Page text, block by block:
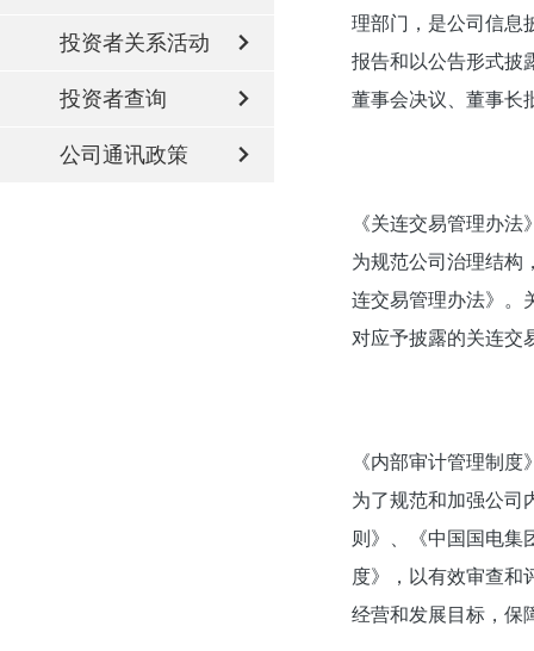
投资者关系活动
投资者查询
公司通讯政策
理部门，是公司信息
报告和以公告形式披
董事会决议、董事长
《关连交易管理办法
为规范公司治理结构
连交易管理办法》。
对应予披露的关连交
《内部审计管理制度
为了规范和加强公司
则》、《中国国电集
度》，以有效审查和
经营和发展目标，保